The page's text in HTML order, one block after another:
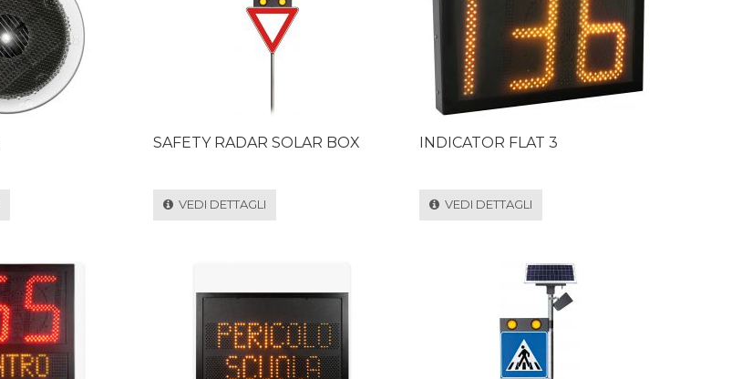
SAFETY RADAR SOLAR BOX
VEDI DETTAGLI
INDICATOR FLAT 3
VEDI DETTAGLI